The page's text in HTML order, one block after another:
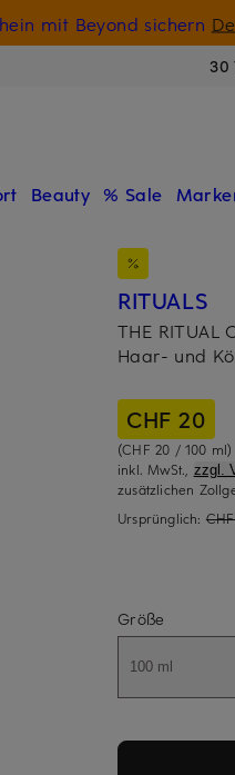
mit Beyond sichern
30
Beauty % Sale
RITUALS
THE RITUAL
Haar- und
CHF 20
(CHF 20 / 100 ml)
inkl. MwSt., zzgl.
zusätzlichen
Ursprünglich:
Größe
100 ml